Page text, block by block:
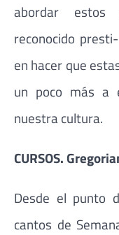
abordar
reconocido
en hacer que
un poco más a
nuestra cultura.
CURSOS.
Desde el punto
cantos de